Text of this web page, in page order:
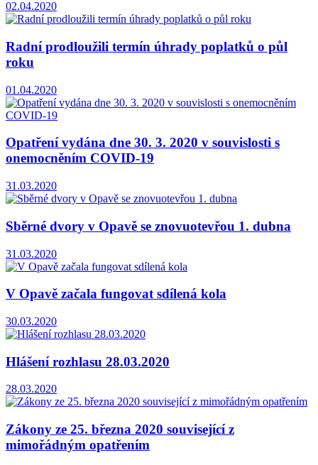
02.04.2020
Radní prodloužili termín úhrady poplatků o půl
roku
01.04.2020
Opatření vydána dne 30. 3. 2020 v souvislosti s
onemocněním COVID-19
31.03.2020
Sběrné dvory v Opavě se znovuotevřou 1. dubna
31.03.2020
V Opavě začala fungovat sdílená kola
30.03.2020
Hlášení rozhlasu 28.03.2020
28.03.2020
Zákony ze 25. března 2020 související z
mimořádným opatřením